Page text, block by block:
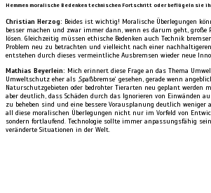
Hemmen moralische Bedenken technischen Fortschritt oder beflügeln sie
Christian Herzog: Beides ist wichtig! Moralische Überlegungen
besser machen und zwar immer dann, wenn es darum geht, große
lösen. Gleichzeitig müssen ethische Bedenken auch Technik
Problem neu zu betrachten und vielleicht nach einer
entstehen durch dieses vermeintliche Ausbremsen wieder neue
Mathias Beyerlein: Mich erinnert diese Frage an das Thema
Umweltschutz eher als ‚Spaßbremse‘ gesehen, gerade wenn
Naturschutzgebieten oder bedrohter Tierarten neu geplant werden
aber deutlich, dass Schäden durch das Ignorieren von Einwänden
zu beheben sind und eine bessere Vorausplanung deutlich
all diese moralischen Überlegungen nicht nur im Vorfeld von
sondern fortlaufend. Technologie sollte immer anpassungsfähig
veränderte Situationen in der Welt.